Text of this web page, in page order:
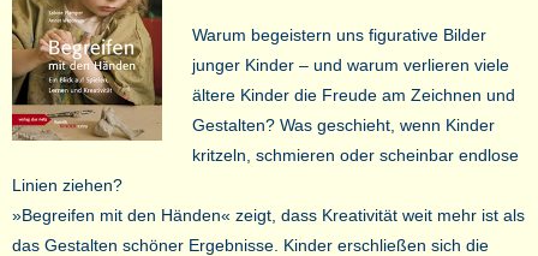
Warum begeistern uns figurative Bilder
junger Kinder – und warum verlieren viele
ältere Kinder die Freude am Zeichnen und
Gestalten? Was geschieht, wenn Kinder
kritzeln, schmieren oder scheinbar endlose
Linien ziehen?
»Begreifen mit den Händen« zeigt, dass Kreativität weit mehr ist als
das Gestalten schöner Ergebnisse. Kinder erschließen sich die